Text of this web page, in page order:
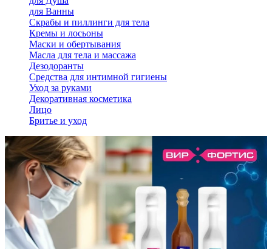
для Ванны
Скрабы и пиллинги для тела
Кремы и лосьоны
Маски и обертывания
Масла для тела и массажа
Дезодоранты
Средства для интимной гигиены
Уход за руками
Декоративная косметика
Лицо
Бритье и уход